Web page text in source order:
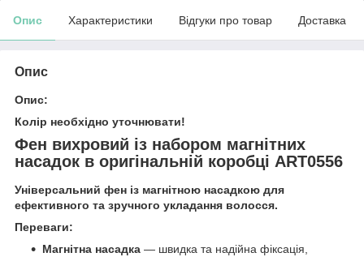
Опис Характеристики Відгуки про товар Доставка
Опис
Опис:
Колір необхідно уточнювати!
Фен вихровий із набором магнітних
насадок в оригінальній коробці ART0556
Універсальний фен із магнітною насадкою для
ефективного та зручного укладання волосся.
Переваги:
Магнітна насадка — швидка та надійна фіксація,